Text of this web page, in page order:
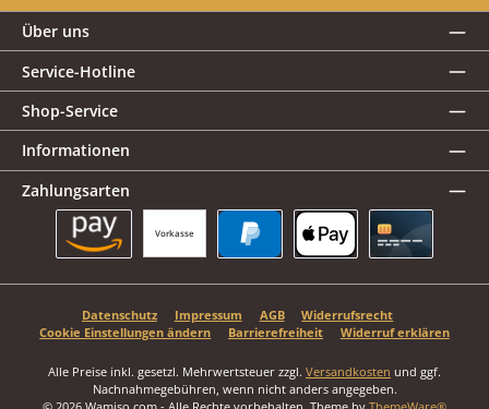
Über uns
Service-Hotline
Shop-Service
Informationen
Zahlungsarten
Vorkasse
Datenschutz Impressum AGB
Widerrufsrecht
Cookie Einstellungen ändern
Barrierefreiheit Widerruf erklären
Alle Preise inkl. gesetzl. Mehrwertsteuer zzgl. Versandkosten und ggf.
Nachnahmegebühren, wenn nicht anders angegeben.